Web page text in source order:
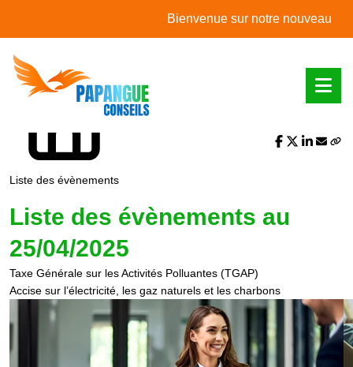
Bienvenue sur notre nouveau site
L'actualité du mois
Liste des évènements
Liste des évènements au
25/04/2025
Taxe Générale sur les Activités Polluantes (TGAP)
Accise sur l’électricité, les gaz naturels et les charbons